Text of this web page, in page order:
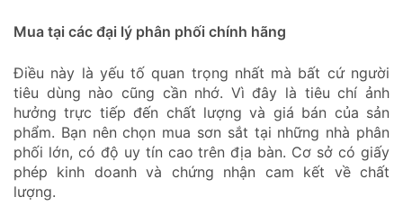
Mua tại các đại lý phân phối chính hãng
Điều này là yếu tố quan trọng nhất mà bất cứ người
tiêu dùng nào cũng cần nhớ. Vì đây là tiêu chí ảnh
hưởng trực tiếp đến chất lượng và giá bán của sản
phẩm. Bạn nên chọn mua sơn sắt tại những nhà phân
phối lớn, có độ uy tín cao trên địa bàn. Cơ sở có giấy
phép kinh doanh và chứng nhận cam kết về chất
lượng.